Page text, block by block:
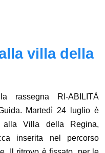
villa della
rassegna RI-ABILITÀ
Martedì 24 luglio è
alla Villa della Regina,
inserita nel percorso